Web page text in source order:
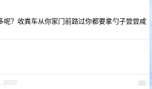
呢？收粪车从你家门前路过你都要拿勺子尝尝咸
21
2020